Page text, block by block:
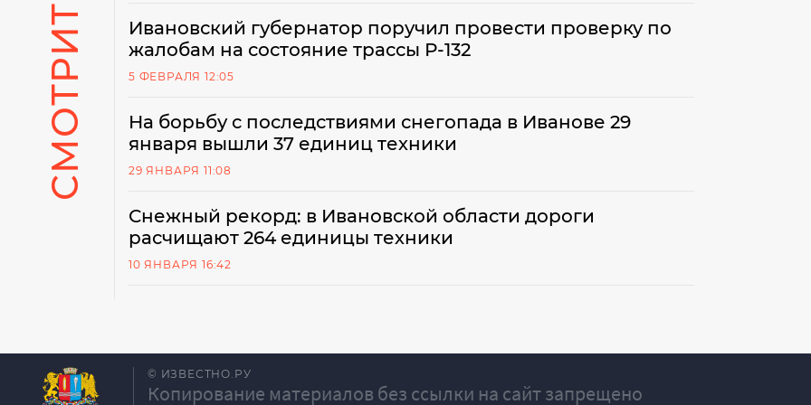
Ивановский губернатор поручил провести проверку по
жалобам на состояние трассы Р-132
5 ФЕВРАЛЯ 12:05
На борьбу с последствиями снегопада в Иванове 29
января вышли 37 единиц техники
29 ЯНВАРЯ 11:08
Снежный рекорд: в Ивановской области дороги
расчищают 264 единицы техники
10 ЯНВАРЯ 16:42
© ИЗВЕСТНО.РУ
Копирование материалов без ссылки на сайт запрещено